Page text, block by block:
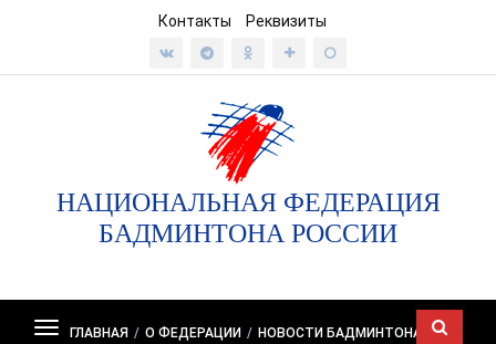
Контакты Реквизиты
НАЦИОНАЛЬНАЯ ФЕДЕРАЦИЯ
БАДМИНТОНА РОССИИ
Показать/
ГЛАВНАЯ / О ФЕДЕРАЦИИ / НОВОСТИ БАДМИНТОНА